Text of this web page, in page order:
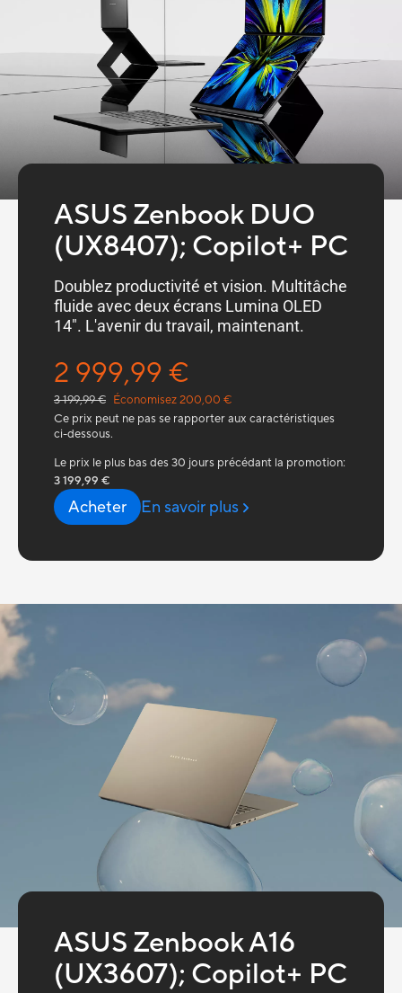
ASUS Zenbook DUO
(UX8407); Copilot+ PC
Doublez productivité et vision. Multitâche
fluide avec deux écrans Lumina OLED
14". L'avenir du travail, maintenant.
2 999,99 €
3 199,99 € Économisez 200,00 €
Ce prix peut ne pas se rapporter aux caractéristiques
ci-dessous.
Le prix le plus bas des 30 jours précédant la promotion:
3 199,99 €
Acheter En savoir plus
ASUS Zenbook A16
(UX3607); Copilot+ PC